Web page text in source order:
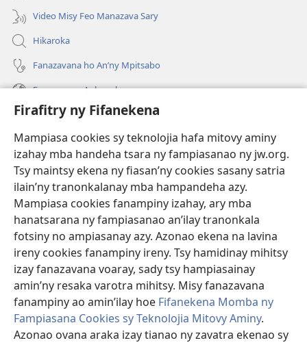
Firafitry ny Fifanekena
Mampiasa cookies sy teknolojia hafa mitovy aminy
izahay mba handeha tsara ny fampiasanao ny jw.org.
Tsy maintsy ekena ny fiasan’ny cookies sasany satria
ilain’ny tranonkalanay mba hampandeha azy.
Mampiasa cookies fanampiny izahay, ary mba
hanatsarana ny fampiasanao an’ilay tranonkala
fotsiny no ampiasanay azy. Azonao ekena na lavina
ireny cookies fanampiny ireny. Tsy hamidinay mihitsy
izay fanazavana voaray, sady tsy hampiasainay
amin’ny resaka varotra mihitsy. Misy fanazavana
fanampiny ao amin’ilay hoe Fifanekena Momba ny
Fampiasana Cookies sy Teknolojia Mitovy Aminy.
Azonao ovana araka izay tianao ny zavatra ekenao sy
Video Misy Feo Manazava Sary
Hikaroka
Fanazavana ho An’ny Mpitsabo
Fanazavana Ankapobeny
Fanampiana
Fanomezana
(manokatra
rohy)
FITEHIRIZAM-BOKIN’NY Vavolombelon’i Jehovah
(manokatra
rohy)
JW Hub
(manokatra
rohy)
JW Library
Watchtower Library ®